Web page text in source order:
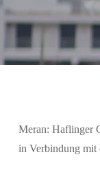
Meran: Haflinger
in Verbindung mit